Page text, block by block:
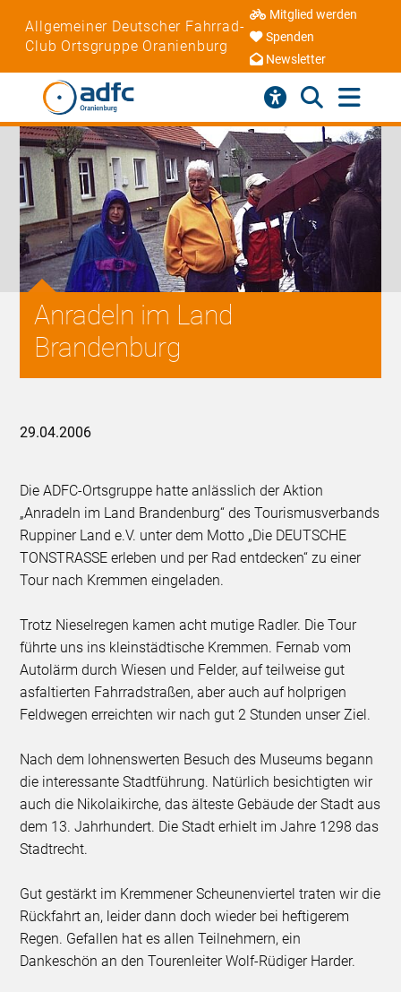
Allgemeiner Deutscher Fahrrad-
Club Ortsgruppe Oranienburg
Mitglied werden
Spenden
Newsletter
Anradeln im Land
Brandenburg
29.04.2006
Die ADFC-Ortsgruppe hatte anlässlich der Aktion
„Anradeln im Land Brandenburg“ des Tourismusverbands
Ruppiner Land e.V. unter dem Motto „Die DEUTSCHE
TONSTRASSE erleben und per Rad entdecken“ zu einer
Tour nach Kremmen eingeladen.
Trotz Nieselregen kamen acht mutige Radler. Die Tour
führte uns ins kleinstädtische Kremmen. Fernab vom
Autolärm durch Wiesen und Felder, auf teilweise gut
asfaltierten Fahrradstraßen, aber auch auf holprigen
Feldwegen erreichten wir nach gut 2 Stunden unser Ziel.
Nach dem lohnenswerten Besuch des Museums begann
die interessante Stadtführung. Natürlich besichtigten wir
auch die Nikolaikirche, das älteste Gebäude der Stadt aus
dem 13. Jahrhundert. Die Stadt erhielt im Jahre 1298 das
Stadtrecht.
Gut gestärkt im Kremmener Scheunenviertel traten wir die
Rückfahrt an, leider dann doch wieder bei heftigerem
Regen. Gefallen hat es allen Teilnehmern, ein
Dankeschön an den Tourenleiter Wolf-Rüdiger Harder.